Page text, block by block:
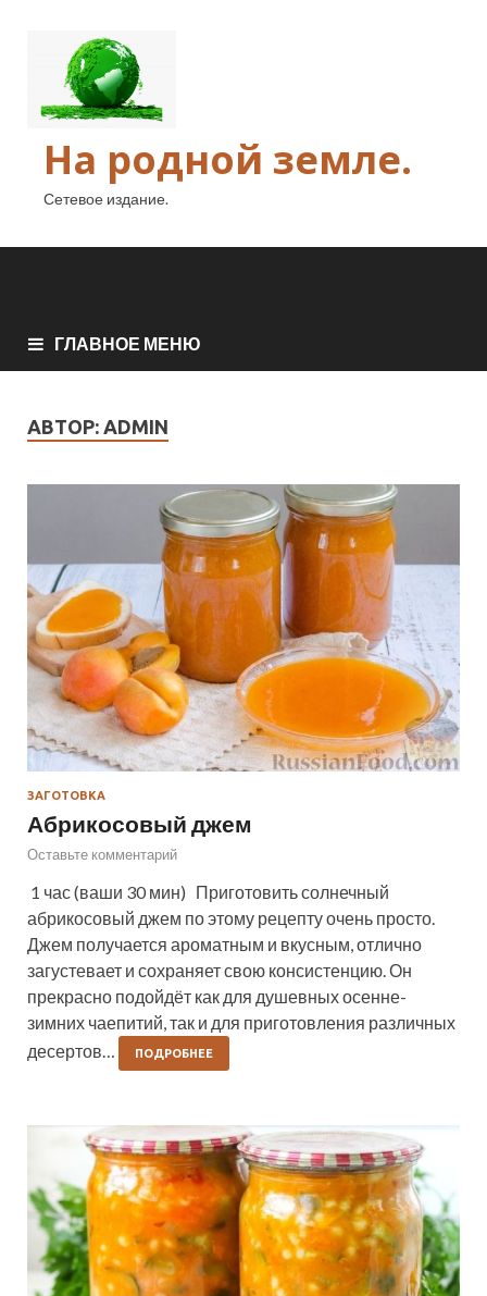
На родной земле.
Сетевое издание.
ГЛАВНОЕ МЕНЮ
АВТОР: ADMIN
ЗАГОТОВКА
Абрикосовый джем
Оставьте комментарий
1 час (ваши 30 мин) Приготовить солнечный
абрикосовый джем по этому рецепту очень просто.
Джем получается ароматным и вкусным, отлично
загустевает и сохраняет свою консистенцию. Он
прекрасно подойдёт как для душевных осенне-
зимних чаепитий, так и для приготовления различных
десертов…
ПОДРОБНЕЕ